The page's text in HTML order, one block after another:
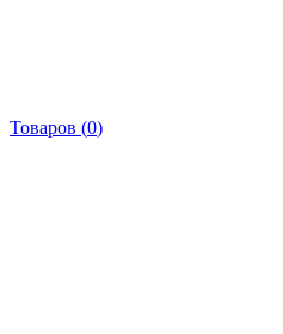
Товаров (0)